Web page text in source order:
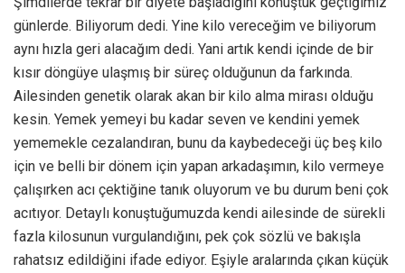
günlerde. Biliyorum dedi. Yine kilo vereceğim ve biliyorum
aynı hızla geri alacağım dedi. Yani artık kendi içinde de bir
kısır döngüye ulaşmış bir süreç olduğunun da farkında.
Ailesinden genetik olarak akan bir kilo alma mirası olduğu
kesin. Yemek yemeyi bu kadar seven ve kendini yemek
yememekle cezalandıran, bunu da kaybedeceği üç beş kilo
için ve belli bir dönem için yapan arkadaşımın, kilo vermeye
çalışırken acı çektiğine tanık oluyorum ve bu durum beni çok
acıtıyor. Detaylı konuştuğumuzda kendi ailesinde de sürekli
fazla kilosunun vurgulandığını, pek çok sözlü ve bakışla
rahatsız edildiğini ifade ediyor. Eşiyle aralarında çıkan küçük